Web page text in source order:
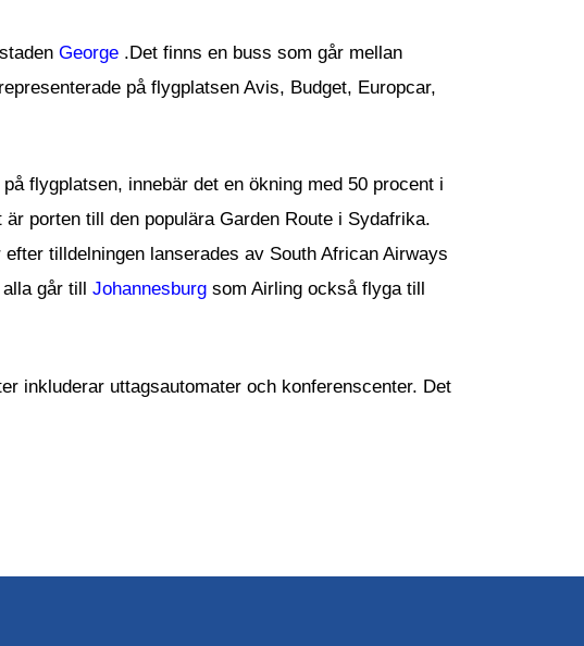
George .Det finns en buss som går mellan
på flygplatsen Avis, Budget, Europcar,
flygplatsen, innebär det en ökning med 50 procent i
porten till den populära Garden Route i Sydafrika.
tilldelningen lanserades av South African Airways
går till Johannesburg som Airling också flyga till
inkluderar uttagsautomater och konferenscenter. Det